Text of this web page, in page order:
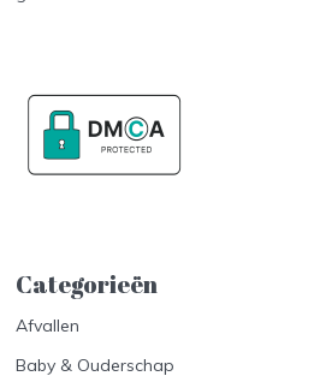
Categorieën
Afvallen
Baby & Ouderschap